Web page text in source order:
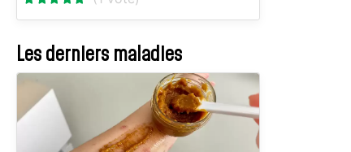
Les derniers maladies